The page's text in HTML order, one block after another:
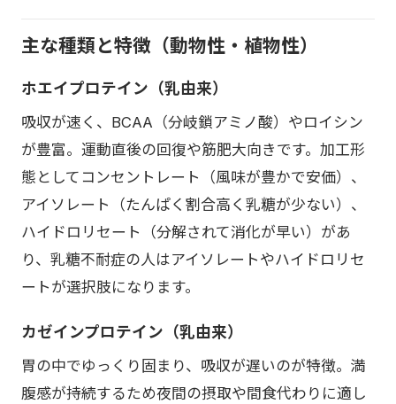
主な種類と特徴（動物性・植物性）
ホエイプロテイン（乳由来）
吸収が速く、BCAA（分岐鎖アミノ酸）やロイシン
が豊富。運動直後の回復や筋肥大向きです。加工形
態としてコンセントレート（風味が豊かで安価）、
アイソレート（たんぱく割合高く乳糖が少ない）、
ハイドロリセート（分解されて消化が早い）があ
り、乳糖不耐症の人はアイソレートやハイドロリセ
ートが選択肢になります。
カゼインプロテイン（乳由来）
胃の中でゆっくり固まり、吸収が遅いのが特徴。満
腹感が持続するため夜間の摂取や間食代わりに適し